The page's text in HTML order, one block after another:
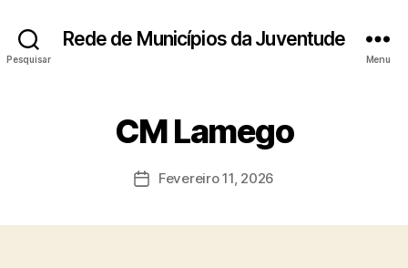
Pesquisar
Rede de Municípios da Juventude
Menu
CM Lamego
DataFevereiro 11, 2026